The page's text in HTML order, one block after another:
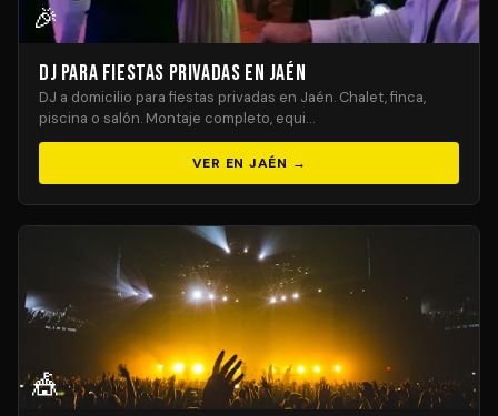
🎉
DJ para Fiestas Privadas en Jaén
DJ a domicilio para fiestas privadas en Jaén. Chalet, finca,
piscina o salón. Montaje completo, equi…
VER EN JAÉN →
🎪